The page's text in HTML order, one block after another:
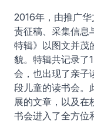
2016年，由推广
责征稿、采集信息
特辑》以图文并茂
貌。特辑共记录了
会，也出现了亲子
段儿童的读书会。
展的文章，以及在
书会进入了全方位